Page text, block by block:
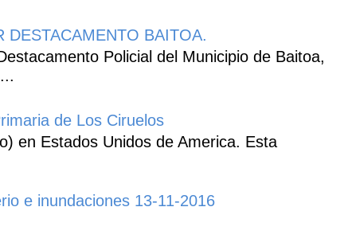
DESTACAMENTO BAITOA.
Policial del Municipio de Baitoa,
de Los Ciruelos
en Estados Unidos de America. Esta
e inundaciones 13-11-2016